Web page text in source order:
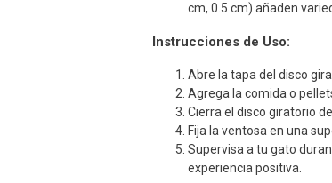
cm, 0.5 cm) añaden
Instrucciones de Uso:
Abre la tapa del disco
Agrega la comida o
Cierra el disco giratorio
Fija la ventosa en una
Supervisa a tu gato
experiencia positiva.